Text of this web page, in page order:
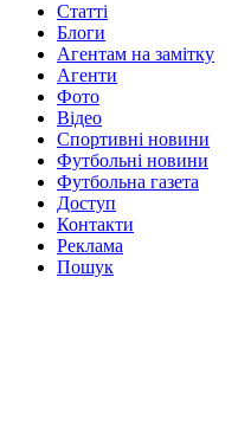
Статті
Блоги
Агентам на замітку
Агенти
Фото
Відео
Спортивні новини
Футбольні новини
Футбольна газета
Доступ
Контакти
Реклама
Пошук